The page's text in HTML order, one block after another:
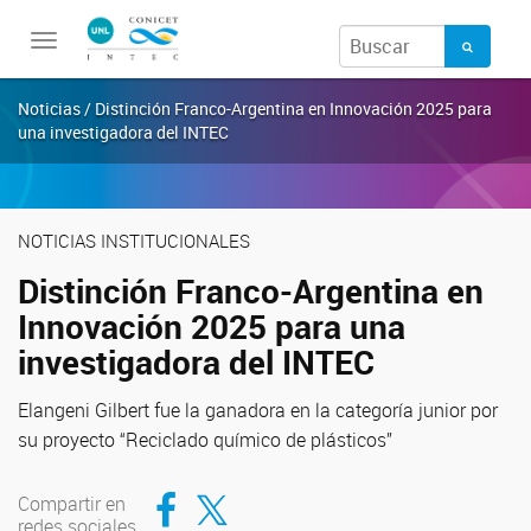
Toggle
Noticias / Distinción Franco-Argentina en Innovación 2025 para
una investigadora del INTEC
NOTICIAS INSTITUCIONALES
Distinción Franco-Argentina en
Innovación 2025 para una
investigadora del INTEC
Elangeni Gilbert fue la ganadora en la categoría junior por
su proyecto “Reciclado químico de plásticos”
Compartir en
Compartir en Facebook
Compartir en Twitter